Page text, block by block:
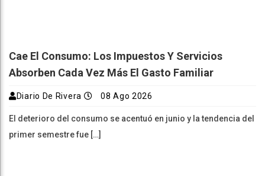
Cae El Consumo: Los Impuestos Y Servicios
Absorben Cada Vez Más El Gasto Familiar
Diario De Rivera 08 Ago 2026
El deterioro del consumo se acentuó en junio y la tendencia del
primer semestre fue […]